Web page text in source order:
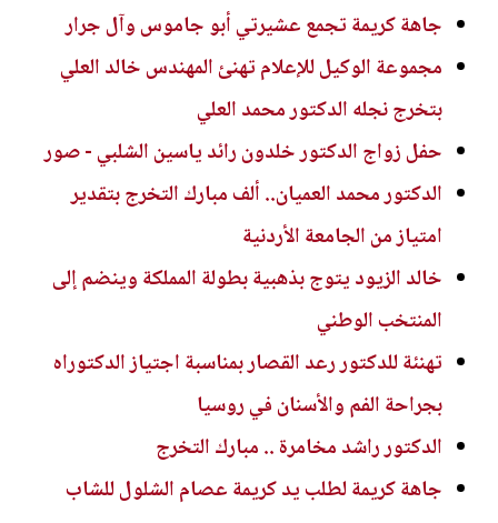
جاهة كريمة تجمع عشيرتي أبو جاموس وآل جرار
مجموعة الوكيل للإعلام تهنئ المهندس خالد العلي
بتخرج نجله الدكتور محمد العلي
حفل زواج الدكتور خلدون رائد ياسين الشلبي - صور
الدكتور محمد العميان.. ألف مبارك التخرج بتقدير
امتياز من الجامعة الأردنية
خالد الزيود يتوج بذهبية بطولة المملكة وينضم إلى
المنتخب الوطني
تهنئة للدكتور رعد القصار بمناسبة اجتياز الدكتوراه
بجراحة الفم والأسنان في روسيا
الدكتور راشد مخامرة .. مبارك التخرج
جاهة كريمة لطلب يد كريمة عصام الشلول للشاب